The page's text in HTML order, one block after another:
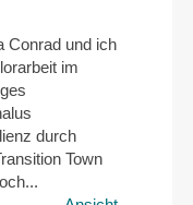
Conrad und ich
im
durch
Town